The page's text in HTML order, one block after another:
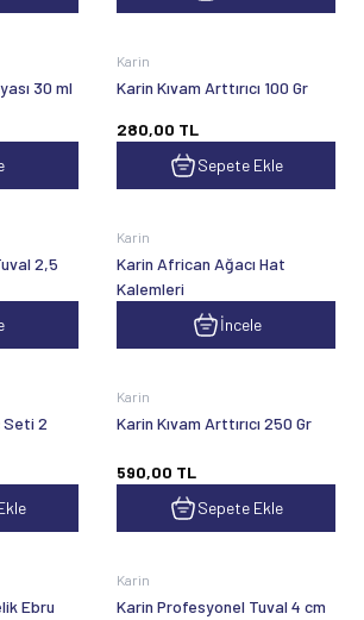
30 ml
Karin
Karin Kıvam Arttırıcı 100 Gr
280,00 TL
Sepete Ekle
2,5
Karin
Karin African Ağacı Hat
Kalemleri
İncele
Seti 2
Karin
Karin Kıvam Arttırıcı 250 Gr
590,00 TL
Sepete Ekle
Ebru
Karin
Karin Profesyonel Tuval 4 cm